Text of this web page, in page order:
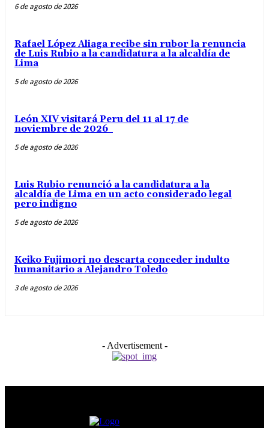
6 de agosto de 2026
Rafael López Aliaga recibe sin rubor la renuncia
de Luis Rubio a la candidatura a la alcaldía de
Lima
5 de agosto de 2026
León XIV visitará Peru del 11 al 17 de
noviembre de 2026
5 de agosto de 2026
Luis Rubio renunció a la candidatura a la
alcaldía de Lima en un acto considerado legal
pero indigno
5 de agosto de 2026
Keiko Fujimori no descarta conceder indulto
humanitario a Alejandro Toledo
3 de agosto de 2026
- Advertisement -